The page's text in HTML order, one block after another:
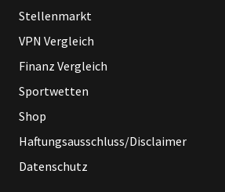
Stellenmarkt
VPN Vergleich
Finanz Vergleich
Sportwetten
Shop
Haftungsausschluss/Disclaimer
Datenschutz